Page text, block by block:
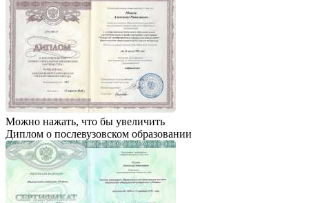
Можно нажать, что бы увеличить
Диплом о послевузовском образовании